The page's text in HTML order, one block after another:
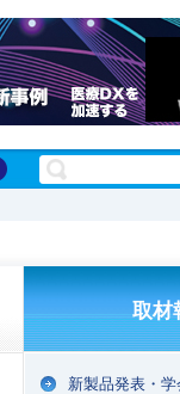
取材
新製品発表・